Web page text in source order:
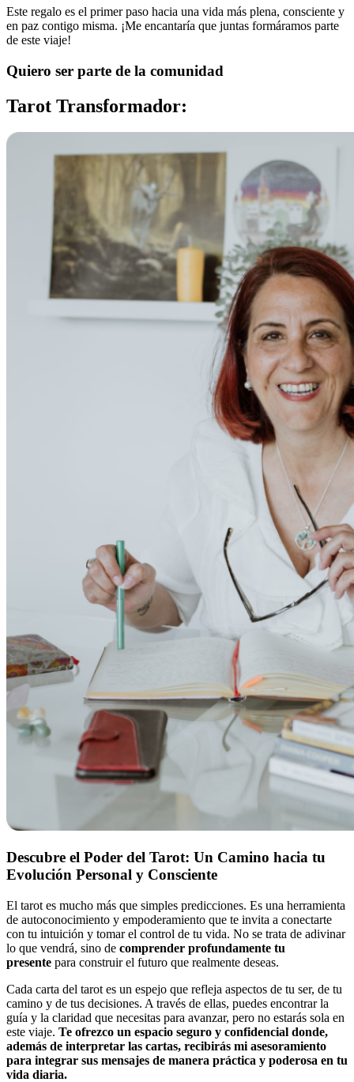
Este regalo es el primer paso hacia una vida más plena, consciente y
en paz contigo misma. ¡Me encantaría que juntas formáramos parte
de este viaje!
Quiero ser parte de la comunidad
Tarot Transformador:
Descubre el Poder del Tarot: Un Camino hacia tu
Evolución Personal y Consciente
El tarot es mucho más que simples predicciones. Es una herramienta
de autoconocimiento y empoderamiento que te invita a conectarte
con tu intuición y tomar el control de tu vida. No se trata de adivinar
lo que vendrá, sino de comprender profundamente tu
presente para construir el futuro que realmente deseas.
Cada carta del tarot es un espejo que refleja aspectos de tu ser, de tu
camino y de tus decisiones. A través de ellas, puedes encontrar la
guía y la claridad que necesitas para avanzar, pero no estarás sola en
este viaje. Te ofrezco un espacio seguro y confidencial donde,
además de interpretar las cartas, recibirás mi asesoramiento
para integrar sus mensajes de manera práctica y poderosa en tu
vida diaria.